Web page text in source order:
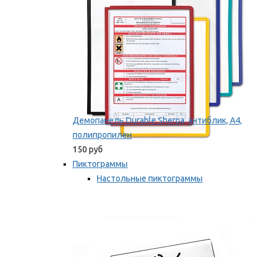
Демопанель Durable Sherpa, антиблик, А4,
полипропилен
150 руб
Пиктограммы
Настольные пиктограммы